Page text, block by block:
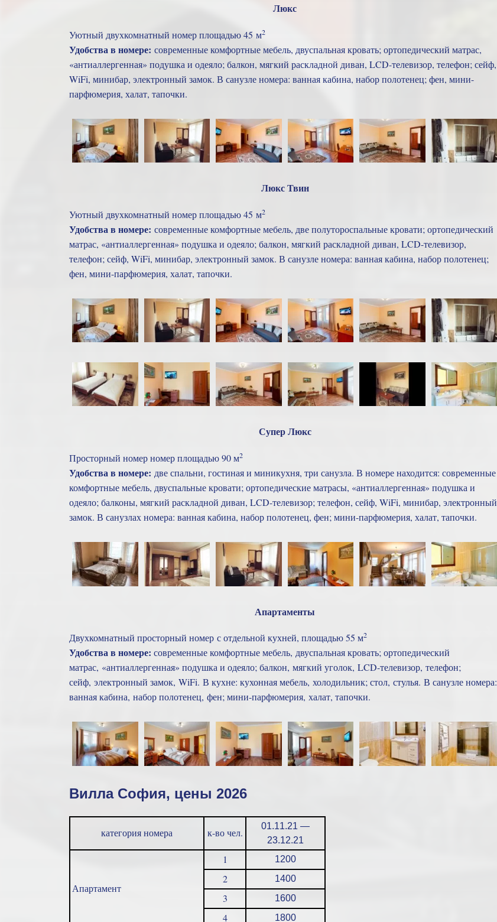
Люкс
Уютный двухкомнатный номер площадью 45 м2
Удобства в номере: современные комфортные мебель, двуспальная кровать; ортопедический матрас,
«антиаллергенная» подушка и одеяло; балкон, мягкий раскладной диван, LCD-телевизор, телефон; сейф,
WiFi, минибар, электронный замок. В санузле номера: ванная кабина, набор полотенец; фен, мини-
парфюмерия, халат, тапочки.
Люкс Твин
Уютный двухкомнатный номер площадью 45 м2
Удобства в номере: современные комфортные мебель, две полутороспальные кровати; ортопедический
матрас, «антиаллергенная» подушка и одеяло; балкон, мягкий раскладной диван, LCD-телевизор,
телефон; сейф, WiFi, минибар, электронный замок. В санузле номера: ванная кабина, набор полотенец;
фен, мини-парфюмерия, халат, тапочки.
Супер Люкс
Просторный номер номер площадью 90 м2
Удобства в номере: две спальни, гостиная и миникухня, три санузла. В номере находится: современные
комфортные мебель, двуспальные кровати; ортопедические матрасы, «антиаллергенная» подушка и
одеяло; балконы, мягкий раскладной диван, LCD-телевизор; телефон, сейф, WiFi, минибар, электронный
замок. В санузлах номера: ванная кабина, набор полотенец, фен; мини-парфюмерия, халат, тапочки.
Апартаменты
Двухкомнатный просторный номер с отдельной кухней, площадью 55 м2
Удобства в номере: современные комфортные мебель, двуспальная кровать; ортопедический
матрас, «антиаллергенная» подушка и одеяло; балкон, мягкий уголок, LCD-телевизор, телефон;
сейф, электронный замок, WiFi. В кухне: кухонная мебель, холодильник; стол, стулья. В санузле номера:
ванная кабина, набор полотенец, фен; мини-парфюмерия, халат, тапочки.
Вилла София, цены 2026
категория номера к-во чел.
01.11.21 —
23.12.21
Апартамент
1 1200
2 1400
3 1600
4 1800